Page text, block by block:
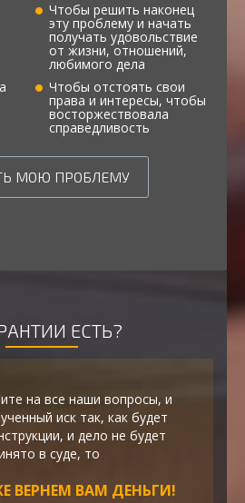
Чтобы решить наконец
эту проблему и начать
получать удовольствие
от жизни, отношений,
любимого дела
Чтобы отстоять свои
права и интересы, чтобы
восторжествовала
справедливость
МОЮ ПРОБЛЕМУ
ЕСТЬ?
на все наши вопросы, и
иск так, как будет
и дело не будет
в суде, то
ВЕРНЕМ ВАМ ДЕНЬГИ!